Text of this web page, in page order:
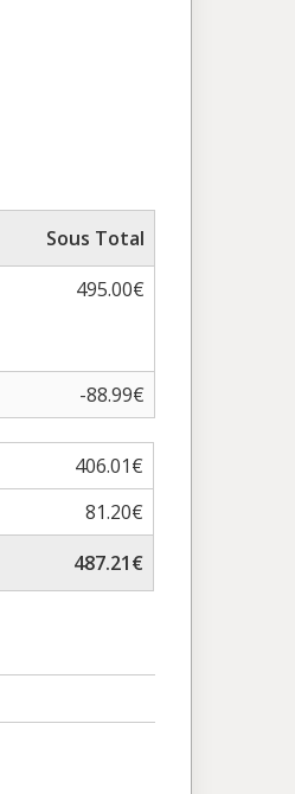
Sous Total
495.00€
-88.99€
406.01€
81.20€
487.21€